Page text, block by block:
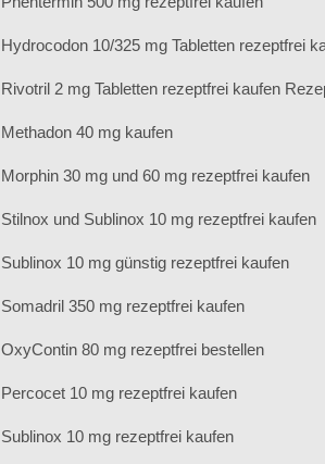
Hydrocodon 10/325 mg Tabletten rezeptfrei
Rivotril 2 mg Tabletten rezeptfrei kaufen
Methadon 40 mg kaufen
Morphin 30 mg und 60 mg rezeptfrei kaufen
Stilnox und Sublinox 10 mg rezeptfrei kaufen
Sublinox 10 mg günstig rezeptfrei kaufen
Somadril 350 mg rezeptfrei kaufen
OxyContin 80 mg rezeptfrei bestellen
Percocet 10 mg rezeptfrei kaufen
Sublinox 10 mg rezeptfrei kaufen